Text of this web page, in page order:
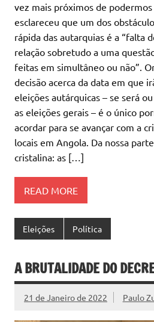
vez mais próximos de
esclareceu que um dos
rápida das autarquias é a “falta
relação sobretudo a uma
feitas em simultâneo ou não”.
decisão acerca da data em que
eleições autárquicas – se será
as eleições gerais – é o único
acordar para se avançar com a
locais em Angola. Da nossa
cristalina: as […]
READ MORE
Eleições Política
A BRUTALIDADE DO
21 de Janeiro de 2022 Paulo